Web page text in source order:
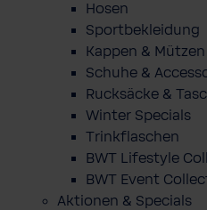
Hosen
Sportbekleidung
Kappen & Mützen
Schuhe &
Rucksäcke &
Winter Specials
Trinkflaschen
BWT Lifestyle
BWT Event
Aktionen & Specials